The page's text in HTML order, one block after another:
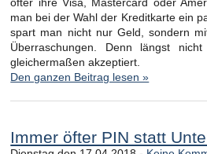
öfter ihre Visa, Mastercard oder
man bei der Wahl der Kreditkarte ein
spart man nicht nur Geld, sondern
Überraschungen. Denn längst
gleichermaßen akzeptiert.
Den ganzen Beitrag lesen »
Immer öfter PIN statt